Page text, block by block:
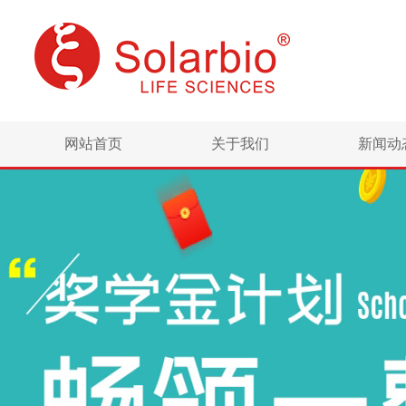
网站首页 关于我们 新闻动